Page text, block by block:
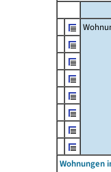
Wohnungen